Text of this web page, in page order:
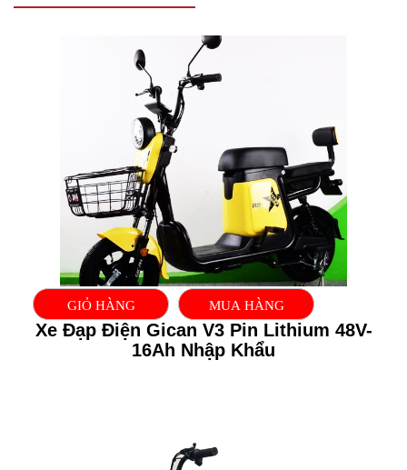
GIỎ HÀNG MUA HÀNG
Xe Đạp Điện Gican V3 Pin Lithium 48V-
16Ah Nhập Khẩu